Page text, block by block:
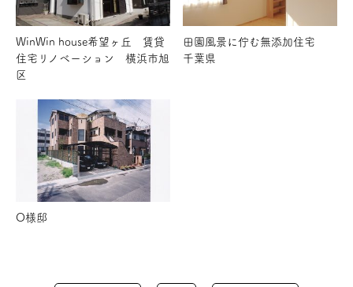
WinWin house希望ヶ丘 賃貸
住宅リノベーション 横浜市旭
区
田園風景に佇む無添加住宅
千葉県
O様邸